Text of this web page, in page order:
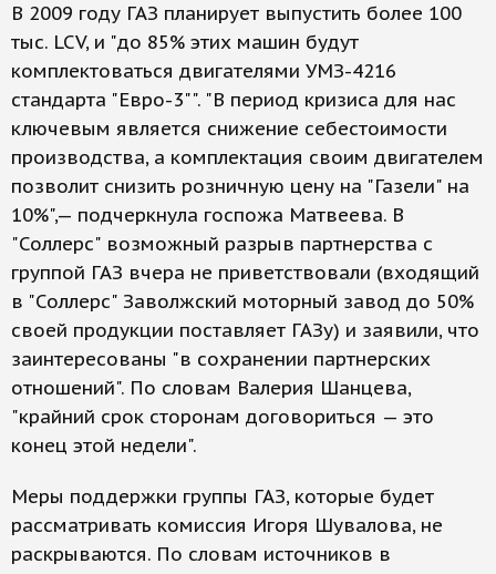
В 2009 году ГАЗ планирует выпустить более 100
тыс. LCV, и "до 85% этих машин будут
комплектоваться двигателями УМЗ-4216
стандарта "Евро-3"". "В период кризиса для нас
ключевым является снижение себестоимости
производства, а комплектация своим двигателем
позволит снизить розничную цену на "Газели" на
10%",— подчеркнула госпожа Матвеева. В
"Соллерс" возможный разрыв партнерства с
группой ГАЗ вчера не приветствовали (входящий
в "Соллерс" Заволжский моторный завод до 50%
своей продукции поставляет ГАЗу) и заявили, что
заинтересованы "в сохранении партнерских
отношений". По словам Валерия Шанцева,
"крайний срок сторонам договориться — это
конец этой недели".
Меры поддержки группы ГАЗ, которые будет
рассматривать комиссия Игоря Шувалова, не
раскрываются. По словам источников в